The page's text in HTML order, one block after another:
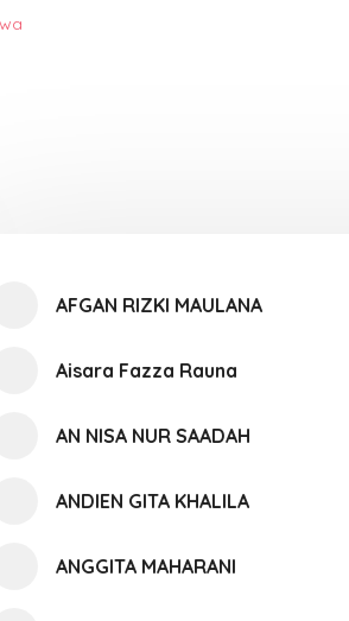
AFGAN RIZKI MAULANA
Aisara Fazza Rauna
AN NISA NUR SAADAH
ANDIEN GITA KHALILA
ANGGITA MAHARANI